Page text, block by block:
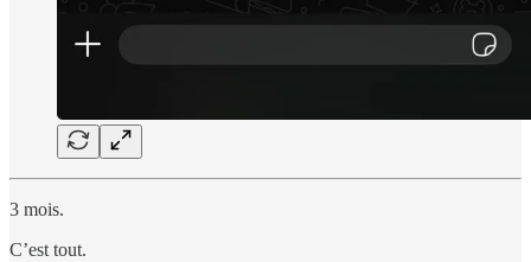
3 mois.
C’est tout.